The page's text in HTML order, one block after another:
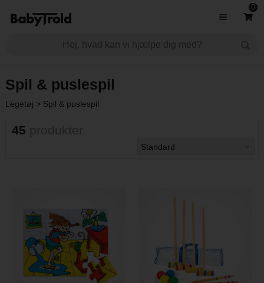
0
Spil & puslespil
Legetøj > Spil & puslespil
45